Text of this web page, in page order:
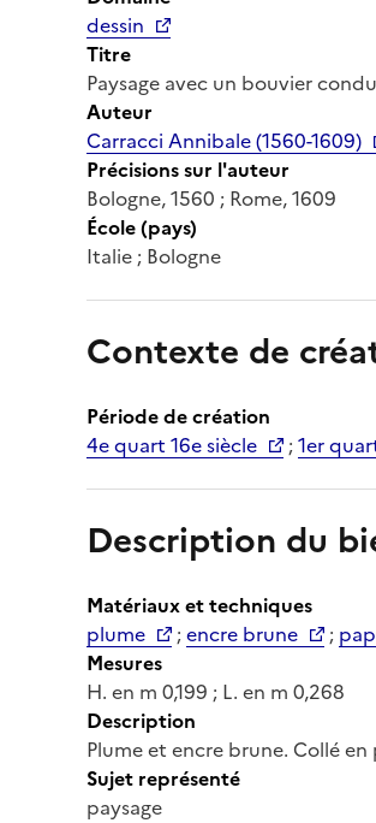
dessin
Titre
Paysage avec un bouvier
Auteur
Carracci Annibale (1560-1609)
Précisions sur l'auteur
Bologne, 1560 ; Rome, 1609
École (pays)
Italie ; Bologne
Contexte de
Période de création
4e quart 16e siècle
;1er
Description du
Matériaux et techniques
plume
;encre brune ;
Mesures
H. en m 0,199 ; L. en m 0,268
Description
Plume et encre brune. Collé en
Sujet représenté
paysage